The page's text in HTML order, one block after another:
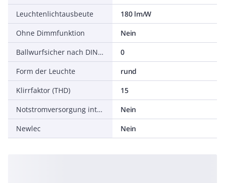
Leuchtenlichtausbeute
180 lm/W
Ohne Dimmfunktion
Nein
Ballwurfsicher nach DIN 18032-3
0
Form der Leuchte
rund
Klirrfaktor (THD)
15
Notstromversorgung integriert
Nein
Newlec
Nein